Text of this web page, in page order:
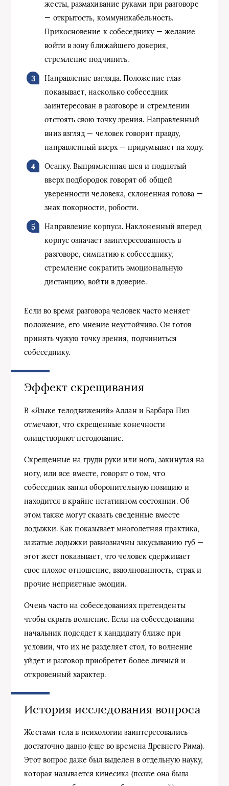
жесты, размахивание руками при разговоре
— открытость, коммуникабельность.
Прикосновение к собеседнику — желание
войти в зону ближайшего доверия,
стремление подчинить.
Направление взгляда. Положение глаз
показывает, насколько собеседник
заинтересован в разговоре и стремлении
отстоять свою точку зрения. Направленный
вниз взгляд — человек говорит правду,
направленный вверх — придумывает на ходу.
Осанку. Выпрямленная шея и поднятый
вверх подбородок говорят об общей
уверенности человека, склоненная голова —
знак покорности, робости.
Направление корпуса. Наклоненный вперед
корпус означает заинтересованность в
разговоре, симпатию к собеседнику,
стремление сократить эмоциональную
дистанцию, войти в доверие.
Если во время разговора человек часто меняет
положение, его мнение неустойчиво. Он готов
принять чужую точку зрения, подчиниться
собеседнику.
Эффект скрещивания
В «Языке телодвижений» Аллан и Барбара Пиз
отмечают, что скрещенные конечности
олицетворяют негодование.
Скрещенные на груди руки или нога, закинутая на
ногу, или все вместе, говорят о том, что
собеседник занял оборонительную позицию и
находится в крайне негативном состоянии. Об
этом также могут сказать сведенные вместе
лодыжки. Как показывает многолетняя практика,
зажатые лодыжки равнозначны закусыванию губ —
этот жест показывает, что человек сдерживает
свое плохое отношение, взволнованность, страх и
прочие неприятные эмоции.
Очень часто на собеседованиях претенденты
чтобы скрыть волнение. Если на собеседовании
начальник подсядет к кандидату ближе при
условии, что их не разделяет стол, то волнение
уйдет и разговор приобретет более личный и
откровенный характер.
История исследования вопроса
Жестами тела в психологии заинтересовались
достаточно давно (еще во времена Древнего Рима).
Этот вопрос даже был выделен в отдельную науку,
которая называется кинесика (позже она была